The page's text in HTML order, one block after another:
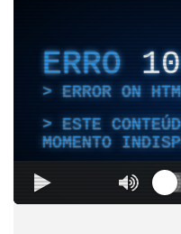
ERRO
ERROR ON
ESTE
MOMENTO